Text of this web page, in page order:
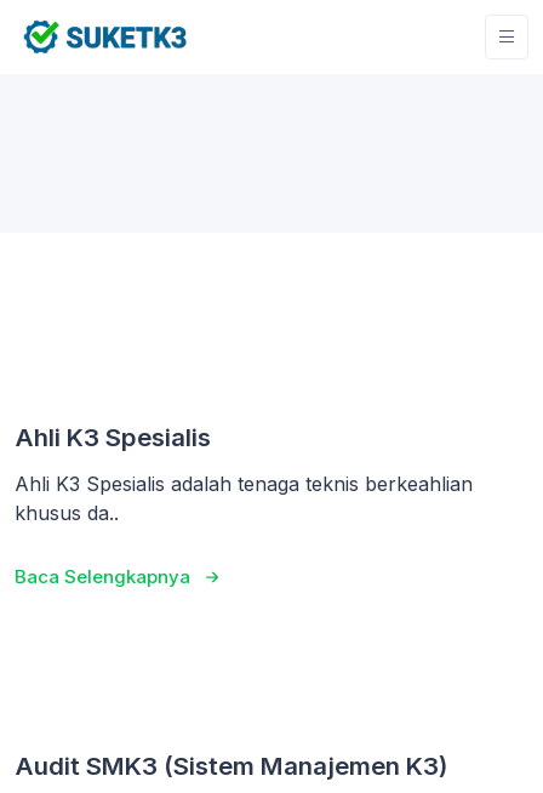
Ahli K3 Spesialis
Ahli K3 Spesialis adalah tenaga teknis berkeahlian
khusus da..
Baca Selengkapnya
Audit SMK3 (Sistem Manajemen K3)